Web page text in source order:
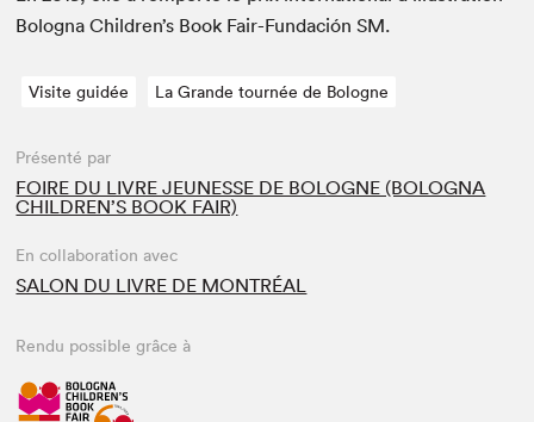
Bologna Children’s Book Fair-Fun­daciónSM.
Visite guidée La Grande tournée de Bologne
Présenté par
FOIRE DU LIVRE JEUNESSE DE BOLOGNE (BOLOGNA
CHILDREN’S BOOK FAIR)
En collaboration avec
SALON DU LIVRE DE MONTRÉAL
Rendu possible grâce à